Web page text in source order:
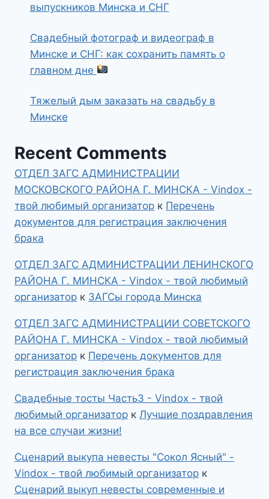
выпускников Минска и СНГ
Свадебный фотограф и видеограф в
Минске и СНГ: как сохранить память о
главном дне
Тяжелый дым заказать на свадьбу в
Минске
Recent Comments
ОТДЕЛ ЗАГС АДМИНИСТРАЦИИ
МОСКОВСКОГО РАЙОНА Г. МИНСКА - Vindox -
твой любимый организатор к Перечень
документов для регистрация заключения
брака
ОТДЕЛ ЗАГС АДМИНИСТРАЦИИ ЛЕНИНСКОГО
РАЙОНА Г. МИНСКА - Vindox - твой любимый
организатор к ЗАГСы города Минска
ОТДЕЛ ЗАГС АДМИНИСТРАЦИИ СОВЕТСКОГО
РАЙОНА Г. МИНСКА - Vindox - твой любимый
организатор к Перечень документов для
регистрация заключения брака
Свадебные тосты Часть3 - Vindox - твой
любимый организатор к Лучшие поздравления
на все случаи жизни!
Сценарий выкупа невесты "Сокол Ясный" -
Vindox - твой любимый организатор к
Сценарий выкуп невесты современные и